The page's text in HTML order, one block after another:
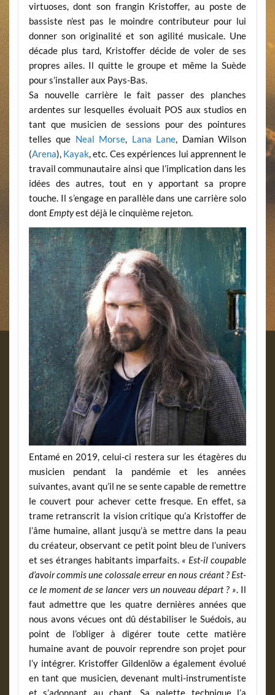
virtuoses, dont son frangin Kristoffer, au poste de
bassiste n’est pas le moindre contributeur pour lui
donner son originalité et son agilité musicale. Une
décade plus tard, Kristoffer décide de voler de ses
propres ailes. Il quitte le groupe et même la Suède
pour s’installer aux Pays-Bas.
Sa nouvelle carrière le fait passer des planches
ardentes sur lesquelles évoluait POS aux studios en
tant que musicien de sessions pour des pointures
telles que Neal Morse, Lana Lane, Damian Wilson
(Arena), Kayak, etc. Ces expériences lui apprennent le
travail communautaire ainsi que l’implication dans les
idées des autres, tout en y apportant sa propre
touche. Il s’engage en parallèle dans une carrière solo
dont Emptyest déjà le cinquième rejeton.
Entamé en 2019, celui-ci restera sur les étagères du
musicien pendant la pandémie et les années
suivantes, avant qu’il ne se sente capable de remettre
le couvert pour achever cette fresque. En effet, sa
trame retranscrit la vision critique qu’a Kristoffer de
l’âme humaine, allant jusqu’à se mettre dans la peau
du créateur, observant ce petit point bleu de l’univers
et ses étranges habitants imparfaits. « Est-il coupable
d’avoir commis une colossale erreur en nous créant ? Est-
ce le moment de se lancer vers un nouveau départ ? ». Il
faut admettre que les quatre dernières années que
nous avons vécues ont dû déstabiliser le Suédois, au
point de l’obliger à digérer toute cette matière
humaine avant de pouvoir reprendre son projet pour
l’y intégrer. Kristoffer Gildenlöw a également évolué
en tant que musicien, devenant multi-instrumentiste
et s’adonnant au chant. Sa palette technique l’a